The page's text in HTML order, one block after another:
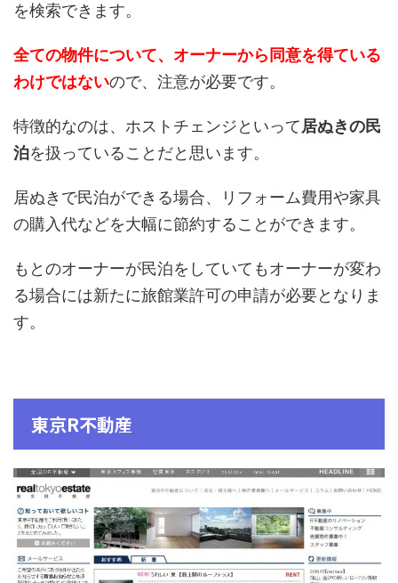
を検索できます。
全ての物件について、オーナーから同意を得ている
わけではないので、注意が必要です。
特徴的なのは、ホストチェンジといって居ぬきの民
泊を扱っていることだと思います。
居ぬきで民泊ができる場合、リフォーム費用や家具
の購入代などを大幅に節約することができます。
もとのオーナーが民泊をしていてもオーナーが変わ
る場合には新たに旅館業許可の申請が必要となりま
す。
東京R不動産